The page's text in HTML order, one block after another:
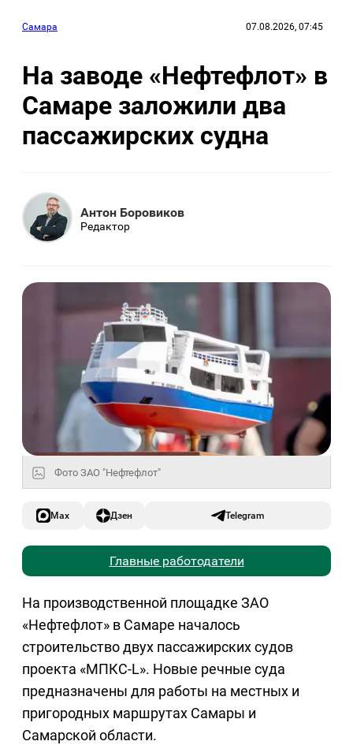
Самара 07.08.2026, 07:45
На заводе «Нефтефлот» в
Самаре заложили два
пассажирских судна
Антон Боровиков
Редактор
Фото ЗАО "Нефтефлот"
Max Дзен Telegram
Главные работодатели
На производственной площадке ЗАО
«Нефтефлот» в Самаре началось
строительство двух пассажирских судов
проекта «МПКС-L». Новые речные суда
предназначены для работы на местных и
пригородных маршрутах Самары и
Самарской области.